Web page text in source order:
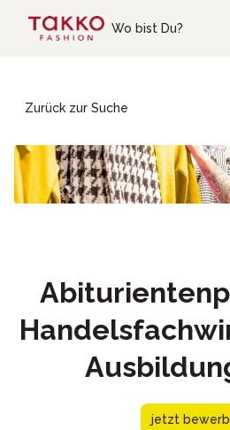
Wo bist Du?
Zurück zur Suche
jetzt